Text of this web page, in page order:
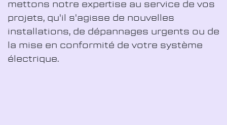
mettons notre expertise au service de vos
projets, qu'il s'agisse de nouvelles
installations, de dépannages urgents ou de
la mise en conformité de votre système
électrique.